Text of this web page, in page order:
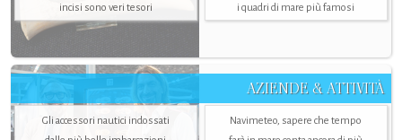
incisi sono veri tesori
i quadri di mare più famosi
AZIENDE & ATTIVITÀ
Gli accessori nautici indossati
Navimeteo, sapere che tempo